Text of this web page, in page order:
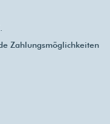
Zahlungsmöglichkeiten